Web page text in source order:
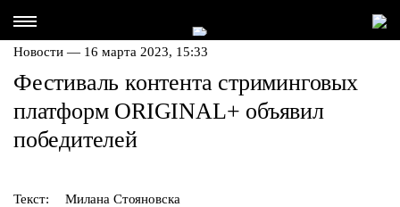
Новости — 16 марта 2023, 15:33
Фестиваль контента стриминговых
платформ ORIGINAL+ объявил
победителей
Текст: Милана Стояновска